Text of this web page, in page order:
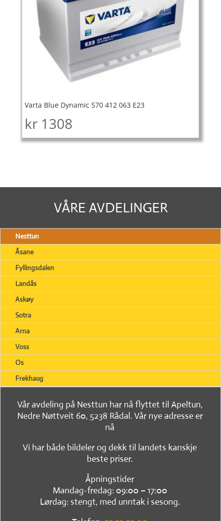
Varta Blue Dynamic 570 412 063 E23
kr 1308
VÅRE AVDELINGER
Nesttun
Åsane
Fyllingsdalen
Landås
Askøy
Sotra
Arna
Voss
Os
Frekhaug
Vår avdeling på Nesttun har nå flyttet til Apeltun,
Nedre Nøttveit 60, 5238 Rådal. Vår nye adresse er
nå
Vi har både bildeler og dekk til landets kanskje
beste priser.
Åpningstider
Mandag-fredag: 09:00 – 17:00
Lørdag: stengt, med unntak i sesong.